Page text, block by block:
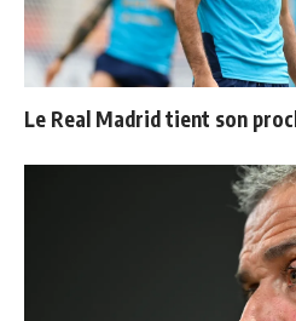
Le Real Madrid tient son